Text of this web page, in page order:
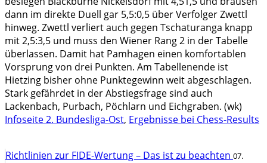
dann im direkte Duell gar 5,5:0,5 über Verfolger Zwettl
hinweg. Zwettl verliert auch gegen Tschaturanga knapp
mit 2,5:3,5 und muss den Wiener Rang 2 in der Tabelle
überlassen. Damit hat Pamhagen einen komfortablen
Vorsprung von drei Punkten. Am Tabellenende ist
Hietzing bisher ohne Punktegewinn weit abgeschlagen.
Stark gefährdet in der Abstiegsfrage sind auch
Lackenbach, Purbach, Pöchlarn und Eichgraben. (wk)
Infoseite 2. Bundesliga-Ost, Ergebnisse bei Chess-Results
Richtlinien zur FIDE-Wertung – Das ist zu beachten 07.